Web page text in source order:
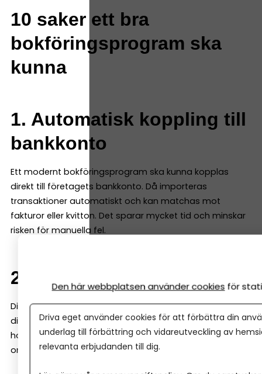
10 saker ett bra
bokföringsprogram ska
kunna
1. Automatisk koppling till
bankkonto
Ett modernt bokföringsprogram ska kunna kopplas
direkt till företagets bankkonto. Då importeras
transaktioner automatiskt och kan matchas mot
fakturor eller kvitton. Det sparar mycket tid och minskar
risken för manuella fel.
2. Enkel fakturering
Ditt företag behöver kunna skapa och skicka fakturor
direkt i bokföringsprogrammet. Programmet bör därför
ha en enkel faktureringsfunktion. Det är också en fördel
om programmet kan:
Den här webbplatsen använder cookies för
Driva eget använder cookies för att förbättra din
underlag till förbättring och vidareutveckling av
relevanta erbjudanden till dig.